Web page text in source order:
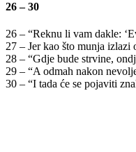
26 – 30
26 – “Reknu li vam dakle:
27 – Jer kao što munja izlazi
28 – “Gdje bude strvine,
29 – “A odmah nakon
30 – “I tada će se pojaviti